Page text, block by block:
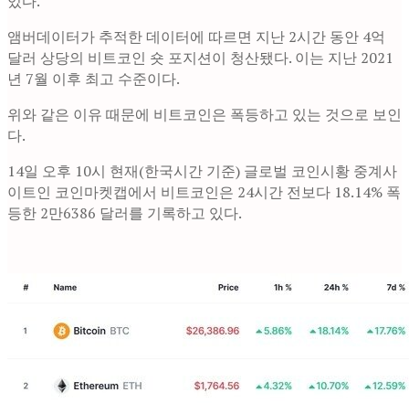
앰버데이터가 추적한 데이터에 따르면 지난 2시간 동안 4억
달러 상당의 비트코인 숏 포지션이 청산됐다. 이는 지난 2021
년 7월 이후 최고 수준이다.
위와 같은 이유 때문에 비트코인은 폭등하고 있는 것으로 보인
다.
14일 오후 10시 현재(한국시간 기준) 글로벌 코인시황 중계사
이트인 코인마켓캡에서 비트코인은 24시간 전보다 18.14% 폭
등한 2만6386 달러를 기록하고 있다.